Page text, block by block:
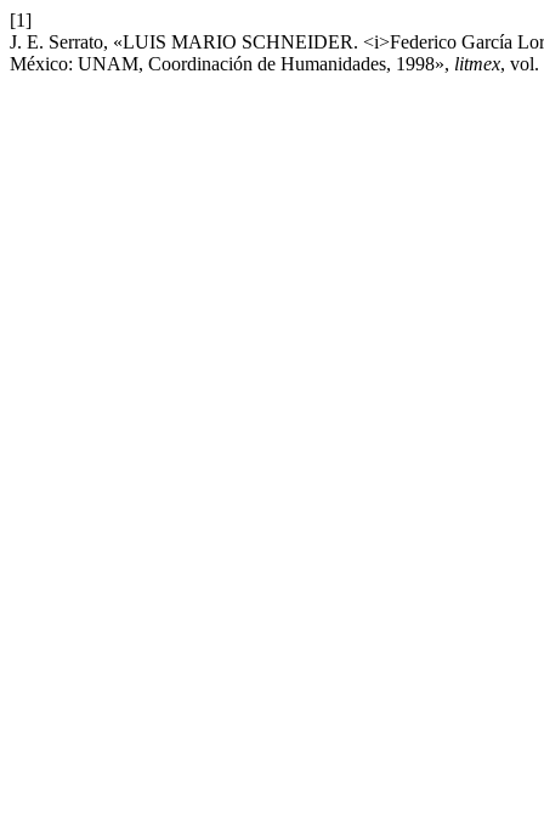
[1]
J. E. Serrato, «LUIS MARIO SCHNEIDER. <i>Federico García
México: UNAM, Coordinación de Humanidades, 1998», litmex, vol.